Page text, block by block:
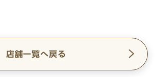
店舗一覧へ戻る